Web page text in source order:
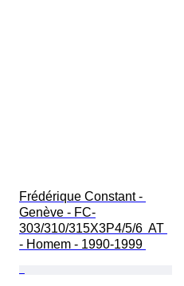
Frédérique Constant -
Genève - FC-
303/310/315X3P4/5/6  AT
- Homem - 1990-1999